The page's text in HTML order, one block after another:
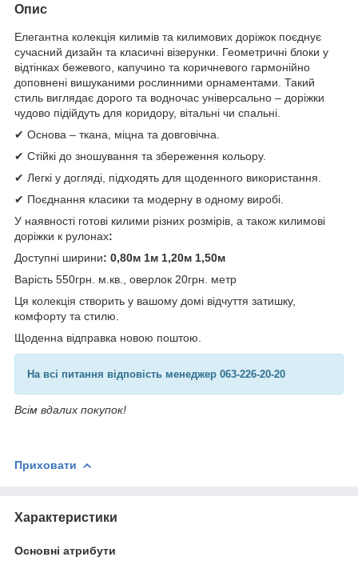
Опис
Елегантна колекція килимів та килимових доріжок поєднує
сучасний дизайн та класичні візерунки. Геометричні блоки у
відтінках бежевого, капучино та коричневого гармонійно
доповнені вишуканими рослинними орнаментами. Такий
стиль виглядає дорого та водночас універсально – доріжки
чудово підійдуть для коридору, вітальні чи спальні.
✔ Основа – ткана, міцна та довговічна.
✔ Стійкі до зношування та збереження кольору.
✔ Легкі у догляді, підходять для щоденного використання.
✔ Поєднання класики та модерну в одному виробі.
У наявності готові килими різних розмірів, а також килимові
доріжки к рулонах:
Доступні ширини: 0,80м 1м 1,20м 1,50м
Варість 550грн. м.кв., оверлок 20грн. метр
Ця колекція створить у вашому домі відчуття затишку,
комфорту та стилю.
Щоденна відправка новою поштою.
На всі питання відповість менеджер 063-226-20-20
Всім вдалих покупок!
Приховати
Характеристики
Основні атрибути